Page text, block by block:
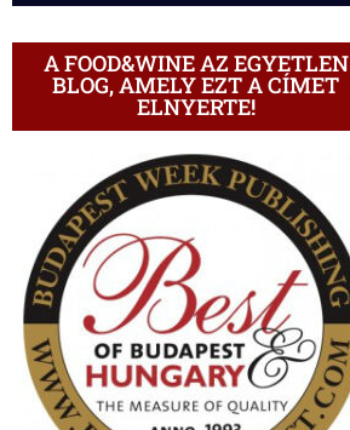
A FOOD&WINE AZ EGYETLEN
BLOG, AMELY EZT A CÍMET
ELNYERTE!